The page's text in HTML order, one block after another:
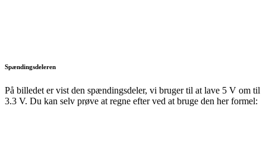
Spændingsdeleren
På billedet er vist den spændingsdeler, vi bruger til at lave 5 V om til
3.3 V. Du kan selv prøve at regne efter ved at bruge den her formel: